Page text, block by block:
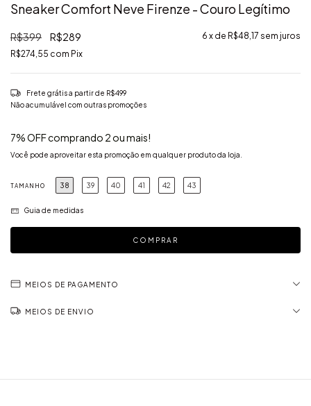
Sneaker Comfort Neve Firenze - Couro Legítimo
R$399 R$289
R$274,55 com Pix
6 x de R$48,17 sem juros
Frete grátisa partir de R$499
Não acumulável com outras promoções
7% OFF comprando 2 ou mais!
Você pode aproveitar esta promoção em qualquer produto da loja.
TAMANHO 38 39 40 41 42 43
Guia de medidas
MEIOS DE PAGAMENTO
MEIOS DE ENVIO